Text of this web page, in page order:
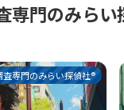
専門のみらい
専門のみらい探偵社®︎